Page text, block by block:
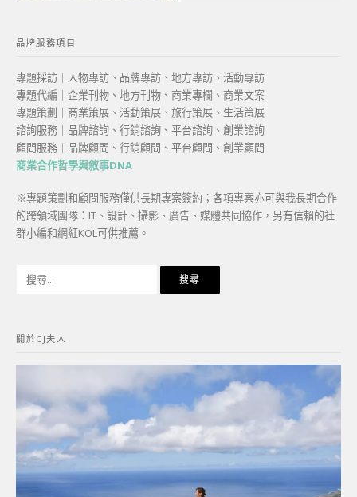
品牌服務項目
專題採訪｜人物專訪、品牌專訪、地方專訪、活動專訪
專題代編｜企業刊物、地方刊物、商業專欄、商業文案
專題策劃｜商業策展、活動策展、旅行策展、生活策展
諮詢服務｜品牌諮詢、行銷諮詢、平台諮詢、創業諮詢
顧問服務｜品牌顧問、行銷顧問、平台顧問、創業顧問
商業合作哲學與敘事DNA
※專題策劃和顧問服務僅供長期專案簽約；各項專案亦可與我長期合作
的跨領域團隊：IT、設計、攝影、廣告、媒體共同協作，另有信賴的社
群小編和網紅KOL可供推薦。
字:
關於CJ夫人